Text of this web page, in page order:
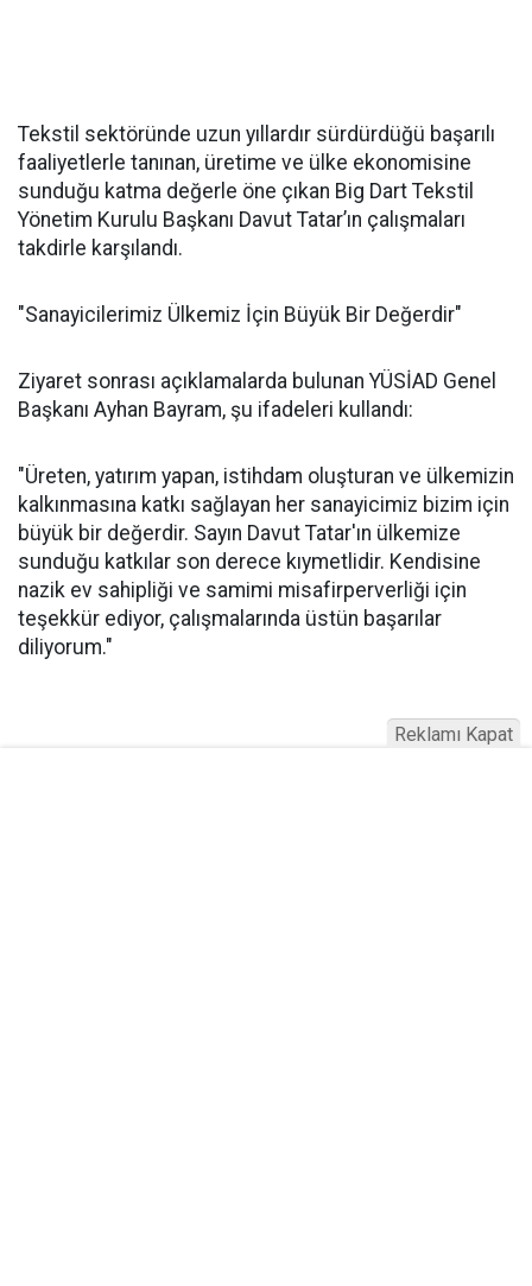
Tekstil sektöründe uzun yıllardır sürdürdüğü başarılı
faaliyetlerle tanınan, üretime ve ülke ekonomisine
sunduğu katma değerle öne çıkan Big Dart Tekstil
Yönetim Kurulu Başkanı Davut Tatar’ın çalışmaları
takdirle karşılandı.
"Sanayicilerimiz Ülkemiz İçin Büyük Bir Değerdir"
Ziyaret sonrası açıklamalarda bulunan YÜSİAD Genel
Başkanı Ayhan Bayram, şu ifadeleri kullandı:
"Üreten, yatırım yapan, istihdam oluşturan ve ülkemizin
kalkınmasına katkı sağlayan her sanayicimiz bizim için
büyük bir değerdir. Sayın Davut Tatar'ın ülkemize
sunduğu katkılar son derece kıymetlidir. Kendisine
nazik ev sahipliği ve samimi misafirperverliği için
teşekkür ediyor, çalışmalarında üstün başarılar
diliyorum."
Reklamı Kapat